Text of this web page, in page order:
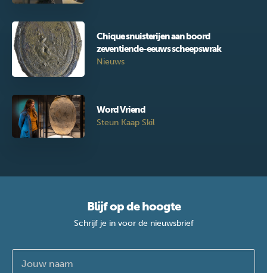
Chique snuisterijen aan boord
zeventiende-eeuws scheepswrak
Nieuws
Word Vriend
Steun Kaap Skil
Blijf op de hoogte
Schrijf je in voor de nieuwsbrief